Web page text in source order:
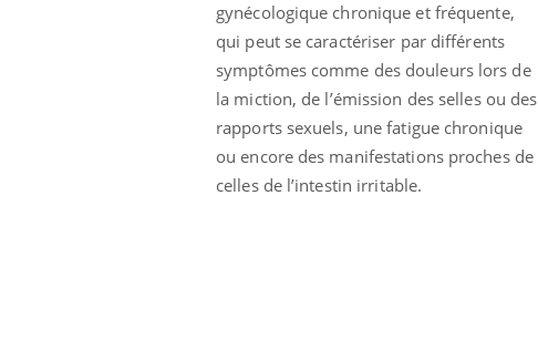
gynécologique chronique et fréquente,
qui peut se caractériser par différents
symptômes comme des douleurs lors de
la miction, de l’émission des selles ou des
rapports sexuels, une fatigue chronique
ou encore des manifestations proches de
celles de l’intestin irritable.